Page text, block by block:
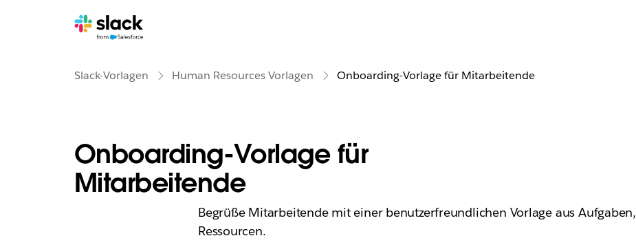
Slack-Vorlagen Human Resources Vorlagen Onboarding-Vorlage für Mitarbeitende
Onboarding-Vorlage für
Mitarbeitende
Begrüße Mitarbeitende mit einer benutzerfreundlichen Vorlage aus
Ressourcen.